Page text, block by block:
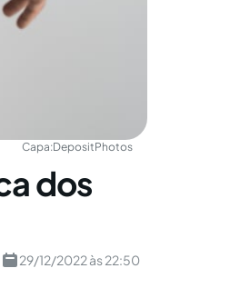
Capa:DepositPhotos
dos
29/12/2022 às 22:50